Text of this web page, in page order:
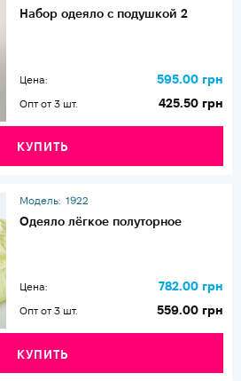
Набор одеяло с подушкой 2
Цена: 595.00 грн
Опт от 3 шт. 425.50 грн
КУПИТЬ
Модель: 1922
Одеяло лёгкое полуторное
Цена: 782.00 грн
Опт от 3 шт. 559.00 грн
КУПИТЬ